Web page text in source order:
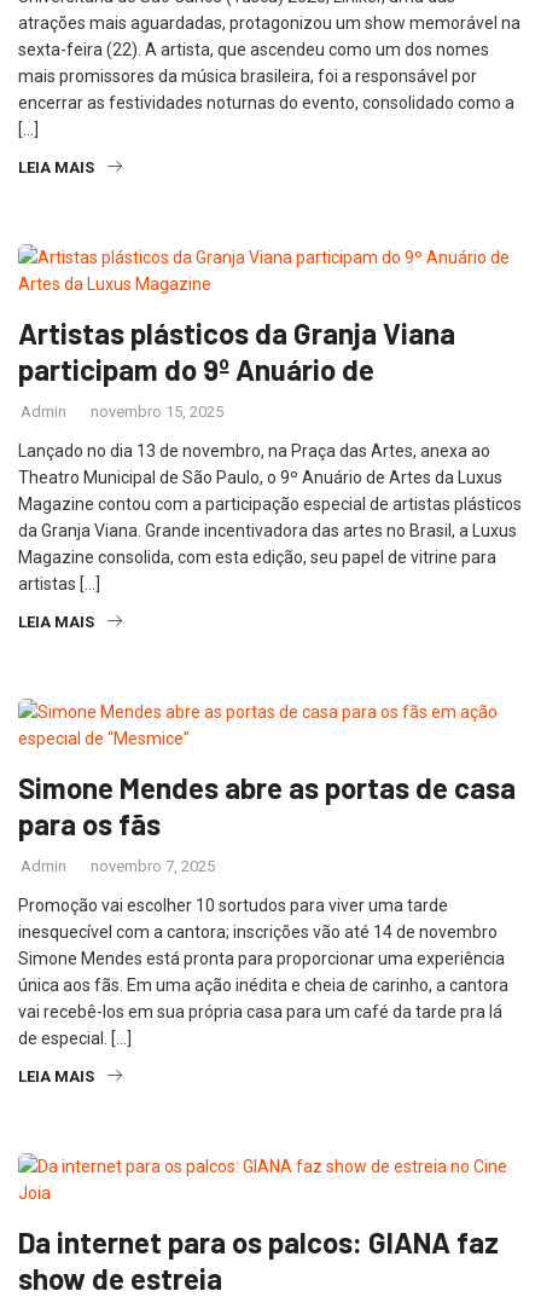
atrações mais aguardadas, protagonizou um show memorável na
sexta-feira (22). A artista, que ascendeu como um dos nomes
mais promissores da música brasileira, foi a responsável por
encerrar as festividades noturnas do evento, consolidado como a
[…]
LEIA MAIS
Artistas plásticos da Granja Viana
participam do 9º Anuário de
Admin novembro 15, 2025
Lançado no dia 13 de novembro, na Praça das Artes, anexa ao
Theatro Municipal de São Paulo, o 9º Anuário de Artes da Luxus
Magazine contou com a participação especial de artistas plásticos
da Granja Viana. Grande incentivadora das artes no Brasil, a Luxus
Magazine consolida, com esta edição, seu papel de vitrine para
artistas […]
LEIA MAIS
Simone Mendes abre as portas de casa
para os fãs
Admin novembro 7, 2025
Promoção vai escolher 10 sortudos para viver uma tarde
inesquecível com a cantora; inscrições vão até 14 de novembro
Simone Mendes está pronta para proporcionar uma experiência
única aos fãs. Em uma ação inédita e cheia de carinho, a cantora
vai recebê-los em sua própria casa para um café da tarde pra lá
de especial. […]
LEIA MAIS
Da internet para os palcos: GIANA faz
show de estreia